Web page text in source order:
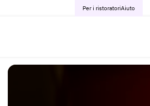
Per i ristoratoriAiuto